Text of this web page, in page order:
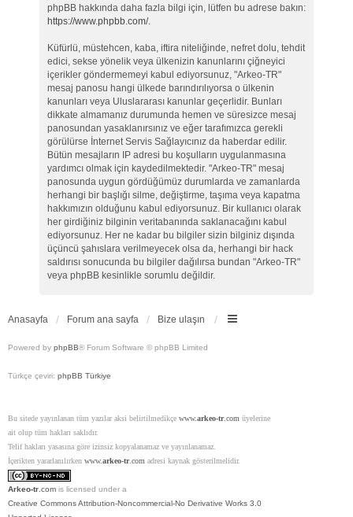
phpBB hakkında daha fazla bilgi için, lütfen bu adrese bakın:
https://www.phpbb.com/.
Küfürlü, müstehcen, kaba, iftira niteliğinde, nefret dolu, tehdit
edici, sekse yönelik veya ülkenizin kanunlarını çiğneyici
içerikler göndermemeyi kabul ediyorsunuz, "Arkeo-TR"
mesaj panosu hangi ülkede barındırılıyorsa o ülkenin
kanunları veya Uluslararası kanunlar geçerlidir. Bunları
dikkate almamanız durumunda hemen ve süresizce mesaj
panosundan yasaklanırsınız ve eğer tarafımızca gerekli
görülürse İnternet Servis Sağlayıcınız da haberdar edilir.
Bütün mesajların IP adresi bu koşulların uygulanmasına
yardımcı olmak için kaydedilmektedir. "Arkeo-TR" mesaj
panosunda uygun gördüğümüz durumlarda ve zamanlarda
herhangi bir başlığı silme, değiştirme, taşıma veya kapatma
hakkımızın olduğunu kabul ediyorsunuz. Bir kullanıcı olarak
her girdiğiniz bilginin veritabanında saklanacağını kabul
ediyorsunuz. Her ne kadar bu bilgiler sizin bilginiz dışında
üçüncü şahıslara verilmeyecek olsa da, herhangi bir hack
saldırısı sonucunda bu bilgiler dağılırsa bundan "Arkeo-TR"
veya phpBB kesinlikle sorumlu değildir.
Anasayfa Forum ana sayfa Bize ulaşın
Powered by phpBB® Forum Software © phpBB Limited
Türkçe çeviri: phpBB Türkiye
Bu sitede yayınlanan tüm yazılar aksi belirtilmedikçe www.arkeo-tr.com üyelerine
ait olup tüm hakları saklıdır.
Telif hakları yasasına göre izinsiz kopyalanamaz ve yayınlanamaz.
İçerikten yararlanılırken www.arkeo-tr.com adresi kaynak gösterilmelidir.
Arkeo-tr .com is licensed under a
Creative Commons Attribution-Noncommercial-No Derivative Works 3.0